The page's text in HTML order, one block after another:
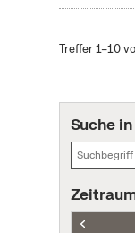
Treffer 1–10
Suche